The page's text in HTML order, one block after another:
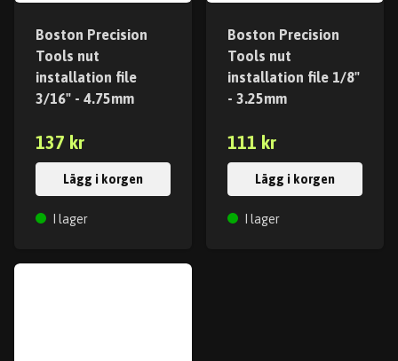
Boston Precision
Tools nut
installation file
3/16" - 4.75mm
137 kr
Lägg i korgen
I lager
Boston Precision
Tools nut
installation file 1/8"
- 3.25mm
111 kr
Lägg i korgen
I lager